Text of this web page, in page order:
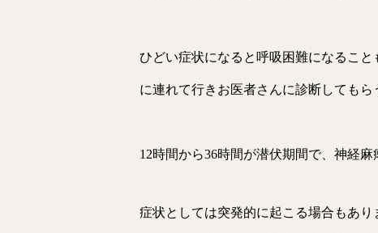
ひどい症状になると呼吸困難になるこ
に連れて行きお医者さんに診断してもら
12時間から36時間が潜伏期間で、神経麻
症状としては突発的に起こる場合もあ